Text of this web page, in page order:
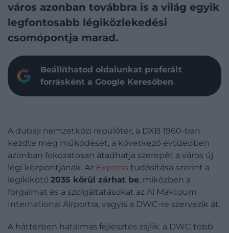
város azonban továbbra is a világ egyik
legfontosabb légiközlekedési
csomópontja marad.
Beállíthatod oldalunkat preferált
forrásként a Google Keresőben
A dubaji nemzetközi repülőtér, a DXB 1960-ban
kezdte meg működését, a következő évtizedben
azonban fokozatosan átadhatja szerepét a város új
légi központjának. Az Express tudósítása szerint a
légikikötő 2035 körül zárhat be, miközben a
forgalmat és a szolgáltatásokat az Al Maktoum
International Airportra, vagyis a DWC-re szervezik át.
A háttérben hatalmas fejlesztés zajlik: a DWC több